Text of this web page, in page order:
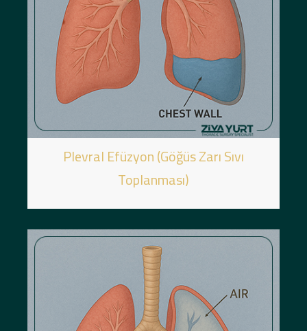
Plevral Efüzyon (Göğüs Zarı Sıvı
Toplanması)